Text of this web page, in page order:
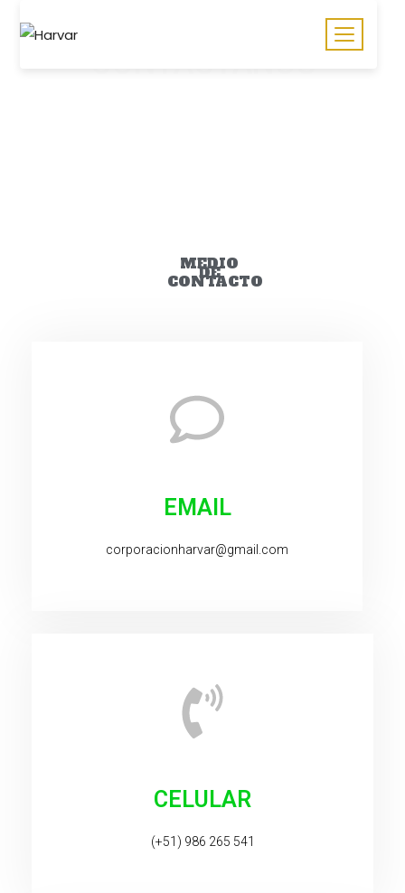
MEDIO
DE
CONTACTO
EMAIL
corporacionharvar@gmail.com
CELULAR
(+51) 986 265 541